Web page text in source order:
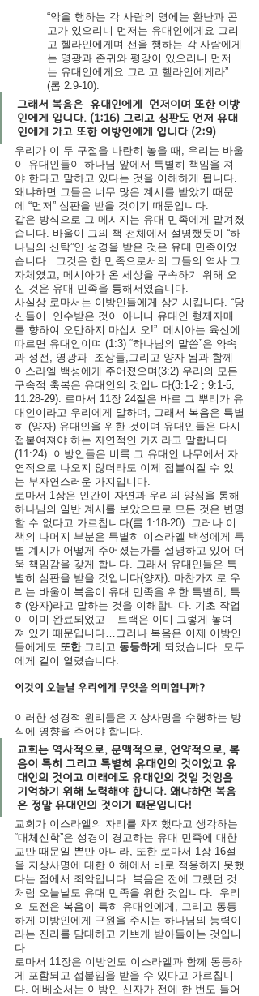
“악을 행하는 각 사람의 영에는 환난과 곤
고가 있으리니 먼저는 유대인에게요 그리
고 헬라인에게며 선을 행하는 각 사람에게
는 영광과 존귀와 평강이 있으리니 먼저
는 유대인에게요 그리고 헬라인에게라”
(롬 2:9-10).
그래서 복음은  유대인에게  먼저이며 또한 이방
인에게 입니다. (1:16) 그리고 심판도 먼저 유대
인에게 가고 또한 이방인에게 입니다 (2:9)
우리가 이 두 구절을 나란히 놓을 때, 우리는 바울
이 유대인들이 하나님 앞에서 특별히 책임을 져
야 한다고 말하고 있다는 것을 이해하게 됩니다.
왜냐하면 그들은 너무 많은 계시를 받았기 때문
에 “먼저” 심판을 받을 것이기 때문입니다.
같은 방식으로 그 메시지는 유대 민족에게 맡겨졌
습니다. 바울이 그의 책 전체에서 설명했듯이 “하
나님의 신탁”인 성경을 받은 것은 유대 민족이었
습니다.  그것은 한 민족으로서의 그들의 역사 그
자체였고, 메시아가 온 세상을 구속하기 위해 오
신 것은 유대 민족을 통해서였습니다.
사실상 로마서는 이방인들에게 상기시킵니다. “당
신들이  인수받은 것이 아니니 유대인 형제자매
를 향하여 오만하지 마십시오!”  메시아는 육신에
따르면 유대인이며 (1:3) “하나님의 말씀”은 약속
과 성전, 영광과  조상들,그리고 양자 됨과 함께
이스라엘 백성에게 주어졌으며(3:2) 우리의 모든
구속적 축복은 유대인의 것입니다(3:1-2 ; 9:1-5,
11:28-29). 로마서 11장 24절은 바로 그 뿌리가 유
대인이라고 우리에게 말하며, 그래서 복음은 특별
히 (양자) 유대인을 위한 것이며 유대인들은 다시
접붙여져야 하는 자연적인 가지라고 말합니다
(11:24). 이방인들은 비록 그 유대인 나무에서 자
연적으로 나오지 않더라도 이제 접붙여질 수 있
는 부자연스러운 가지입니다.
로마서 1장은 인간이 자연과 우리의 양심을 통해
하나님의 일반 계시를 보았으므로 모든 것은 변명
할 수 없다고 가르칩니다(롬 1:18-20). 그러나 이
책의 나머지 부분은 특별히 이스라엘 백성에게 특
별 계시가 어떻게 주어졌는가를 설명하고 있어 더
욱 책임감을 갖게 합니다. 그래서 유대인들은 특
별히 심판을 받을 것입니다(양자). 마찬가지로 우
리는 바울이 복음이 유대 민족을 위한 특별히, 특
히(양자)라고 말하는 것을 이해합니다. 기초 작업
이 이미 완료되었고 – 트랙은 이미 그렇게 놓여
져 있기 때문입니다…그러나 복음은 이제 이방인
들에게도 또한 그리고 동등하게
되었습니다. 모두
에게 길이 열렸습니다.
이것이 오늘날 우리에게 무엇을 의미합니까?
이러한 성경적 원리들은 지상사명을 수행하는 방
식에 영향을 주어야 합니다.
교회는 역사적으로, 문맥적으로, 언약적으로, 복
음이 특히 그리고 특별히 유대인의 것이었고 유
대인의 것이고 미래에도 유대인의 것일 것임을
기억하기 위해 노력해야 합니다. 왜냐하면 복음
은 정말 유대인의 것이기 때문입니다!
교회가 이스라엘의 자리를 차지했다고 생각하는
“대체신학”은 성경이 경고하는 유대 민족에 대한
교만 때문일 뿐만 아니라, 또한 로마서 1장 16절
을 지상사명에 대한 이해에서 바로 적용하지 못했
다는 점에서 죄악입니다. 복음은 전에 그랬던 것
처럼 오늘날도 유대 민족을 위한 것입니다.  우리
의 도전은 복음이 특히 유대인에게, 그리고 동등
하게 이방인에게 구원을 주시는 하나님의 능력이
라는 진리를 담대하고 기쁘게 받아들이는 것입니
다.
로마서 11장은 이방인도 이스라엘과 함께 동등하
게 포함되고 접붙임을 받을 수 있다고 가르칩니
다. 에베소서는 이방인 신자가 전에 한 번도 들어